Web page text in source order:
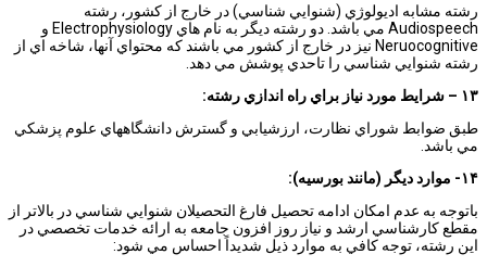
رشته مشابه اديولوژي (شنوايي شناسي) در خارج از كشور، رشته
Audiospeech مي باشد. دو رشته ديگر به نام هاي Electrophysiology و
Neruocognitive نيز در خارج از كشور مي باشند كه محتواي آنها، شاخه اي از
رشته شنوايي شناسي را تاحدي پوشش مي دهد.
۱۳ – شرايط مورد نياز براي راه اندازي رشته:
طبق ضوابط شوراي نظارت، ارزشيابي و گسترش دانشگاههاي علوم پزشكي
مي باشد.
۱۴- موارد ديگر (مانند بورسيه):
باتوجه به عدم امكان ادامه تحصيل فارغ التحصيلان شنوايي شناسي در بالاتر از
مقطع كارشناسي ارشد و نياز روز افزون جامعه به ارائه خدمات تخصصي در
اين رشته، توجه كافي به موارد ذيل شديداً احساس مي شود: